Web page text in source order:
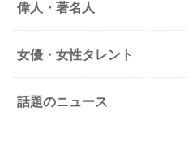
偉人・著名人
女優・女性タレント
話題のニュース